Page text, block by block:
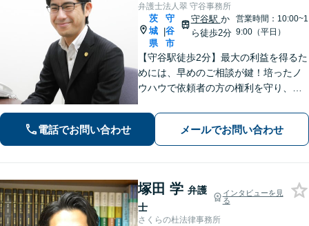
弁護士法人翠 守谷事務所
茨
城
県
|
守
谷
市
守谷駅 か
ら徒歩2分
営業時間：10:00~1
9:00（平日）
【守谷駅徒歩2分】最大の利益を得るた
めには、早めのご相談が鍵！培ったノ
ウハウで依頼者の方の権利を守り、最
す。借金、遺言相続、離婚、企業法務
その他どんな相談でも受け付けます。
電話でお問い合わせ メールでお問い合わせ
塚田 学 弁護
士
インタビューを見
る
さくらの杜法律事務所